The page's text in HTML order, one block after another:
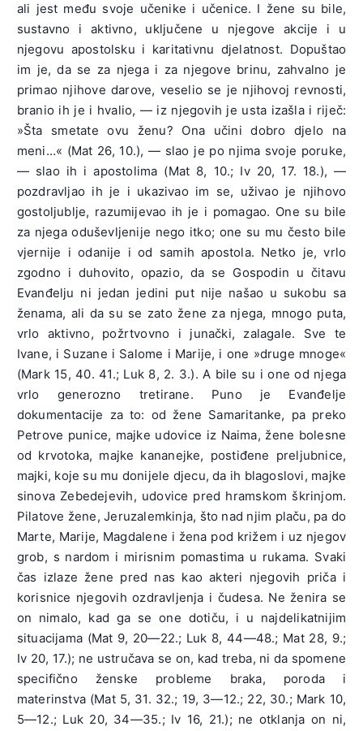
ali jest među svoje učenike i učenice. I žene su bile,
sustavno i aktivno, uključene u njegove akcije i u
njegovu apostolsku i karitativnu djelatnost. Dopuštao
im je, da se za njega i za njegove brinu, zahvalno je
primao njihove darove, veselio se je njihovoj revnosti,
branio ih je i hvalio, — iz njegovih je usta izašla i riječ:
»Šta smetate ovu ženu? Ona učini dobro djelo na
meni…« (Mat 26, 10.), — slao je po njima svoje poruke,
— slao ih i apostolima (Mat 8, 10.; Iv 20, 17. 18.), —
pozdravljao ih je i ukazivao im se, uživao je njihovo
gostoljublje, razumijevao ih je i pomagao. One su bile
za njega oduševljenije nego itko; one su mu često bile
vjernije i odanije i od samih apostola. Netko je, vrlo
zgodno i duhovito, opazio, da se Gospodin u čitavu
Evanđelju ni jedan jedini put nije našao u sukobu sa
ženama, ali da su se zato žene za njega, mnogo puta,
vrlo aktivno, požrtvovno i junački, zalagale. Sve te
Ivane, i Suzane i Salome i Marije, i one »druge mnoge«
(Mark 15, 40. 41.; Luk 8, 2. 3.). A bile su i one od njega
vrlo generozno tretirane. Puno je Evanđelje
dokumentacije za to: od žene Samaritanke, pa preko
Petrove punice, majke udovice iz Naima, žene bolesne
od krvotoka, majke kananejke, postiđene preljubnice,
majki, koje su mu donijele djecu, da ih blagoslovi, majke
sinova Zebedejevih, udovice pred hramskom škrinjom.
Pilatove žene, Jeruzalemkinja, što nad njim plaču, pa do
Marte, Marije, Magdalene i žena pod križem i uz njegov
grob, s nardom i mirisnim pomastima u rukama. Svaki
čas izlaze žene pred nas kao akteri njegovih priča i
korisnice njegovih ozdravljenja i čudesa. Ne ženira se
on nimalo, kad ga se one dotiču, i u najdelikatnijim
situacijama (Mat 9, 20—22.; Luk 8, 44—48.; Mat 28, 9.;
Iv 20, 17.); ne ustručava se on, kad treba, ni da spomene
specifično ženske probleme braka, poroda i
materinstva (Mat 5, 31. 32.; 19, 3—12.; 22, 30.; Mark 10,
5—12.; Luk 20, 34—35.; Iv 16, 21.); ne otklanja on ni,